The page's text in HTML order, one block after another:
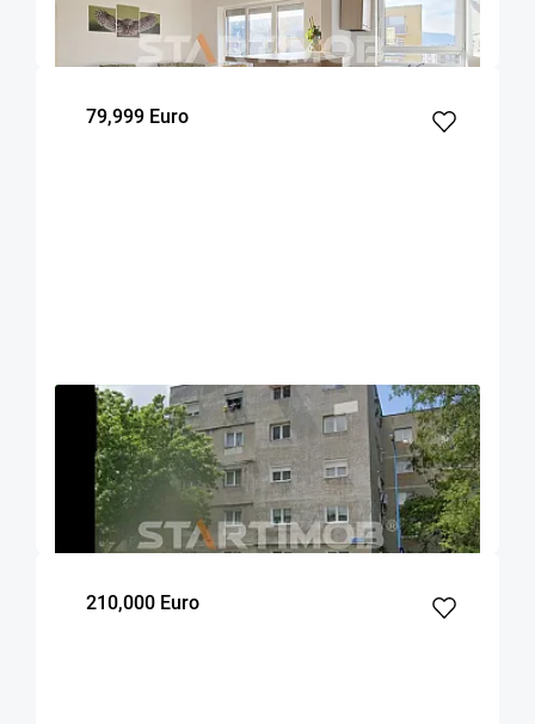
59.17
m² dormitoare Etaj
79,999 Euro
OFERTA NOUA EXCLUSIVITATE COMISION 0%
Apartament 3 camere Tudor Vladimirescu
Brasov
46.7
m²
2
dormitoare
3
Etaj
210,000 Euro